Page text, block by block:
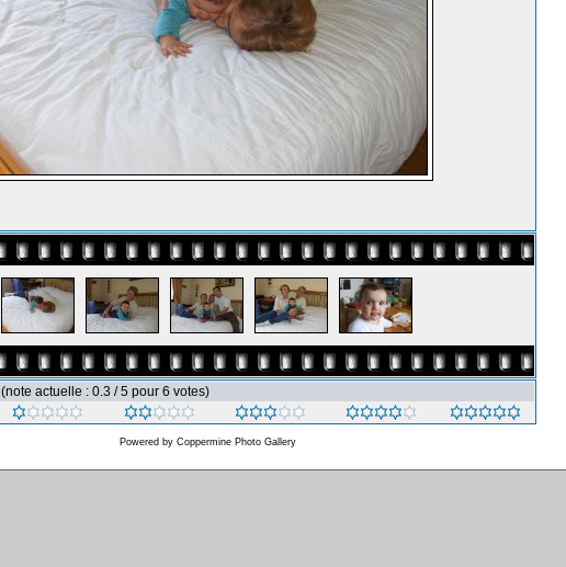
(note actuelle : 0.3 / 5 pour 6 votes)
Powered by Coppermine Photo Gallery